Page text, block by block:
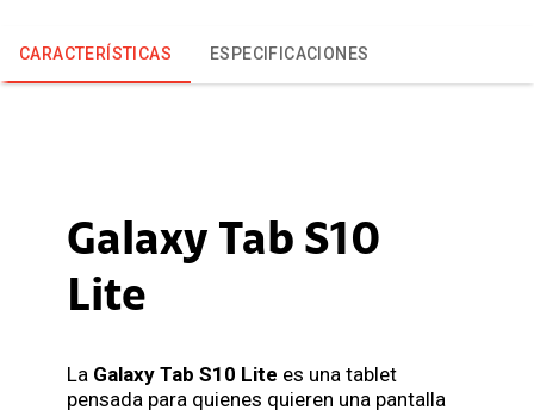
CARACTERÍSTICAS ESPECIFICACIONES
Galaxy Tab S10
Lite
La Galaxy Tab S10 Lite es una tablet
pensada para quienes quieren una pantalla